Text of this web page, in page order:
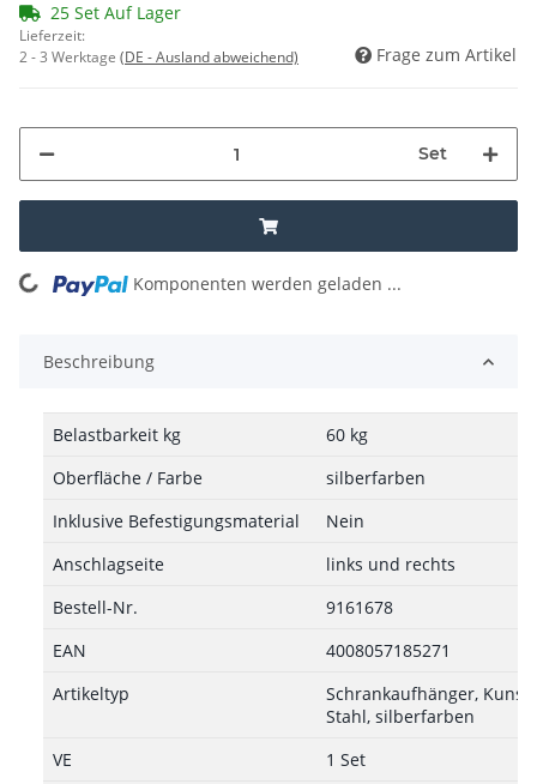
25 Set Auf Lager
Lieferzeit:
2 - 3 Werktage (DE - Ausland abweichend) Frage zum Artikel
Set
Loading... Komponenten werden geladen ...
Beschreibung
Belastbarkeit kg
60 kg
Oberfläche / Farbe
silberfarben
Inklusive Befestigungsmaterial
Nein
Anschlagseite
links und rechts
Bestell-Nr.
9161678
EAN
4008057185271
Artikeltyp
Schrankaufhänger,
Stahl, silberfarben
VE
1 Set